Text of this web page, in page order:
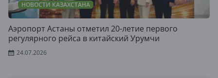
НОВОСТИ КАЗАХСТАНА
Аэропорт Астаны отметил 20-летие первого
регулярного рейса в китайский Урумчи
24.07.2026